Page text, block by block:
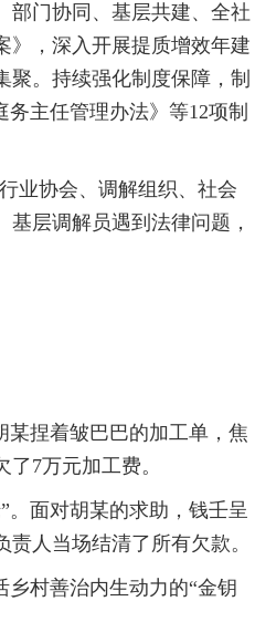
部门协同、基层共建、全社
》，深入开展提质增效年建
。持续强化制度保障，制
主任管理办法》等12项制
业协会、调解组织、社会
层调解员遇到法律问题，
某捏着皱巴巴的加工单，焦
7万元加工费。
。面对胡某的求助，钱壬呈
人当场结清了所有欠款。
村善治内生动力的“金钥